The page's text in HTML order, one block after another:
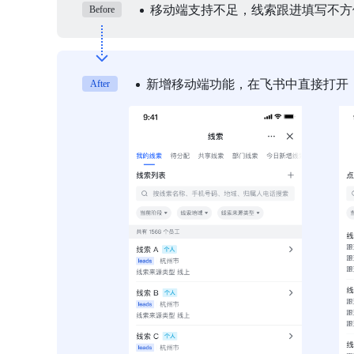
Before 移动端支持不足，线索跟进填写不
After 新增移动端功能，在飞书中直接打